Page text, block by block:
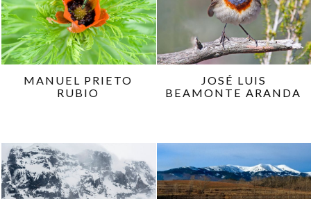
MANUEL PRIETO
RUBIO
JOSÉ LUIS
BEAMONTE ARANDA